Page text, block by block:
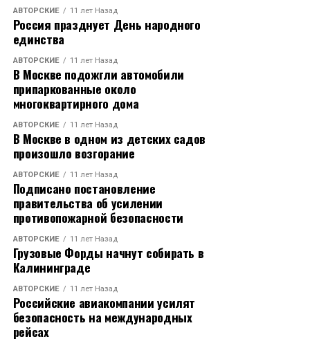
АВТОРСКИЕ 11 лет Назад
Россия празднует День народного
единства
АВТОРСКИЕ 11 лет Назад
В Москве подожгли автомобили
припаркованные около
многоквартирного дома
АВТОРСКИЕ 11 лет Назад
В Москве в одном из детских садов
произошло возгорание
АВТОРСКИЕ 11 лет Назад
Подписано постановление
правительства об усилении
противопожарной безопасности
АВТОРСКИЕ 11 лет Назад
Грузовые Форды начнут собирать в
Калининграде
АВТОРСКИЕ 11 лет Назад
Российские авиакомпании усилят
безопасность на международных
рейсах